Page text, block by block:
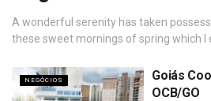
A wonderful serenity has taken
these sweet mornings of spring which I
NEGÓCIOS
Goiás
OCB/GO